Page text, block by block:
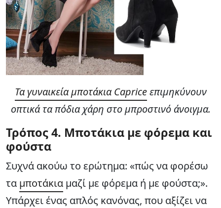
Τα γυναικεία μποτάκια Capriceεπιμηκύνουν
οπτικά τα πόδια χάρη στο μπροστινό άνοιγμα.
Τρόπος4. Μποτάκια με φόρεμα και
φούστα
Συχνά ακούω το ερώτημα: «πώς να φορέσω
τα μποτάκια μαζί με φόρεμα ή με φούστα;».
Υπάρχει ένας απλός κανόνας, που αξίζει να